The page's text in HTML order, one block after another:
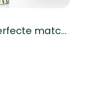
Cadeauset Perfecte match (met chocolade)